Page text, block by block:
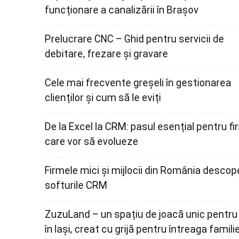
funcționare a canalizării în Brașov
Prelucrare CNC – Ghid pentru servicii de
debitare, frezare și gravare
Cele mai frecvente greșeli în gestionarea
clienților și cum să le eviți
De la Excel la CRM: pasul esențial pentru
care vor să evolueze
Firmele mici și mijlocii din România
softurile CRM
ZuzuLand – un spațiu de joacă unic pentru
în Iași, creat cu grijă pentru întreaga familie